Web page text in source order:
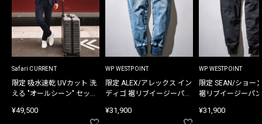
Safari CURRENT
限定 吸水速乾 UVカット 洗
える "オールシーン" セット
¥49,500
WP WESTPOINT
限定 ALEX/アレックス イン
ディゴ 裾リブイージーパン
¥31,900
WP WESTPOINT
限定 SEAN/ショー
裾リブイージーパ
¥31,900